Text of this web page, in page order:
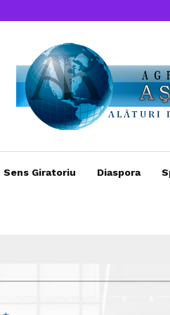
Sens Giratoriu Diaspora